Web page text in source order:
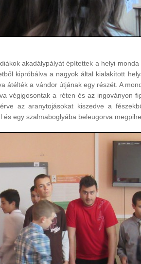
akadálypályát építettek a helyi
kipróbálva a nagyok által kialakított
átélték a vándor útjának egy részét. A
végigosontak a réten és az ingoványon
az aranytojásokat kiszedve a
egy szalmaboglyába beleugorva